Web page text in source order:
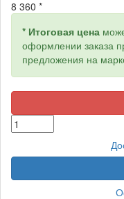
8 360 *
* Итоговая цена
оформлении заказа
предложения на